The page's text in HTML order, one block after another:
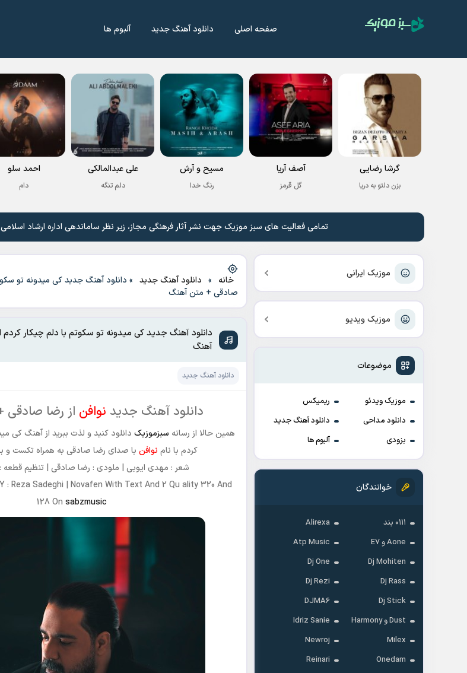
صفحه اصلی دانلود آهنگ جدید آلبوم ها
گرشا رضایی
بزن دلتو به دریا
آصف آریا
گل قرمز
مسیح و آرش
رنگ خدا
علی عبدالمالکی
دلم تنگه
احمد سلو
دام
تمامی فعالیت های سبز موزیک جهت نشر آثار فرهنگی مجاز، زیر نظر ساماندهی اداره ارشاد
موزیک ایرانی
موزیک ویدیو
موضوعات
موزیک ویدئو
ریمیکس
دانلود مداحی
دانلود آهنگ جدید
بزودی
آلبوم ها
خوانندگان
۰۱۱۱ بند
Alirexa
Aone و E7
Atp Music
Dj Mohiten
Dj One
Dj Rass
Dj Rezi
Dj Stick
DJMA6
Dust و Harmony
Idriz Sanie
Milex
Newroj
Onedam
Reinari
خانه » دانلود آهنگ جدید » دانلود آهنگ جدید کی میدونه تو
صادقی + متن آهنگ
دانلود آهنگ جدید کی میدونه تو سکوتم با دلم چیکار
آهنگ
دانلود آهنگ جدید
دانلود آهنگ جدید نوافن از رضا
همین حالا از رسانه سبزموزیک دانلود کنید و لذت ببرید از آهنگ کی
کردم با نام نوافن با صدای رضا صادقی به همراه تکست و
شعر : مهدی ایوبی | ملودی : رضا صادقی | تنظیم قطعه
: Reza Sadeghi | Novafen With Text And 2 Qu ality 320 And
128 On sabzmusic